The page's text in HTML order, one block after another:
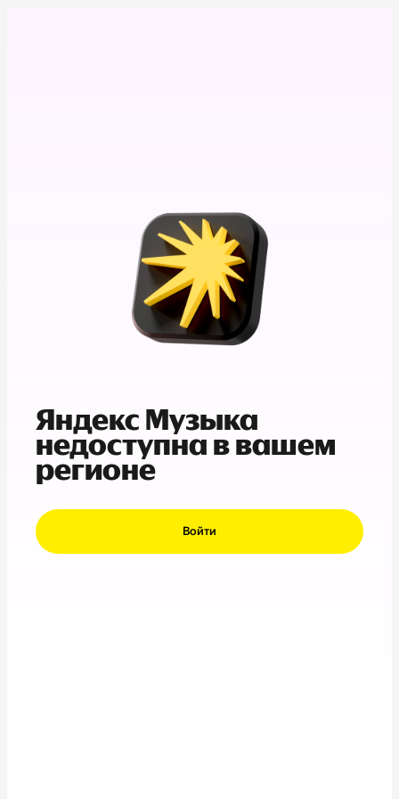
Яндекс Музыка
недоступна в вашем
регионе
Войти